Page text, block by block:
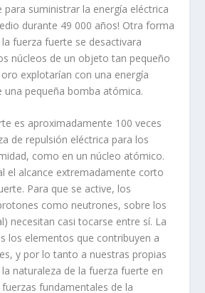
para suministrar la energía eléctrica
durante 49 000 años! Otra forma
fuerza fuerte se desactivara
núcleos de un objeto tan pequeño
explotarían con una energía
una pequeña bomba atómica.
es aproximadamente 100 veces
de repulsión eléctrica para los
como en un núcleo atómico.
el alcance extremadamente corto
Para que se active, los
como neutrones, sobre los
necesitan casi tocarse entre sí. La
los elementos que contribuyen a
y por lo tanto a nuestras propias
naturaleza de la fuerza fuerte en
fundamentales de la